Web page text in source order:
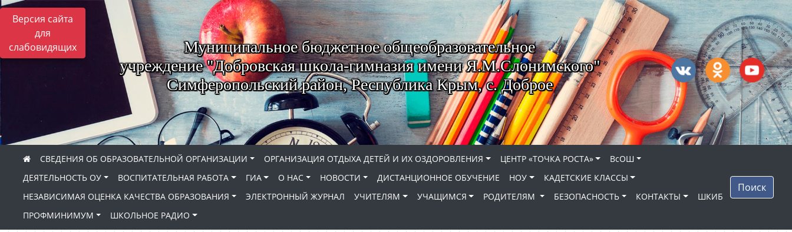
Версия сайта
для
слабовидящих
Муниципальное бюджетное общеобразовательное
учреждение "Добровская школа-гимназия имени Я.М.Слонимского"
Симферопольский район, Республика Крым, с. Доброе
СВЕДЕНИЯ ОБ ОБРАЗОВАТЕЛЬНОЙ ОРГАНИЗАЦИИ ОРГАНИЗАЦИЯ ОТДЫХА ДЕТЕЙ И ИХ ОЗДОРОВЛЕНИЯ ЦЕНТР «ТОЧКА РОСТА»
ВсОШ
ДЕЯТЕЛЬНОСТЬ ОУ
ВОСПИТАТЕЛЬНАЯ РАБОТА ГИА О НАС НОВОСТИ ДИСТАНЦИОННОЕ ОБУЧЕНИЕ НОУ
КАДЕТСКИЕ КЛАССЫ
НЕЗАВИСИМАЯ ОЦЕНКА КАЧЕСТВА ОБРАЗОВАНИЯ
ЭЛЕКТРОННЫЙ ЖУРНАЛ УЧИТЕЛЯМ УЧАЩИМСЯ РОДИТЕЛЯМ БЕЗОПАСНОСТЬ КОНТАКТЫ
ШКИБ
ПРОФМИНИМУМ
ШКОЛЬНОЕ РАДИО
Поиск